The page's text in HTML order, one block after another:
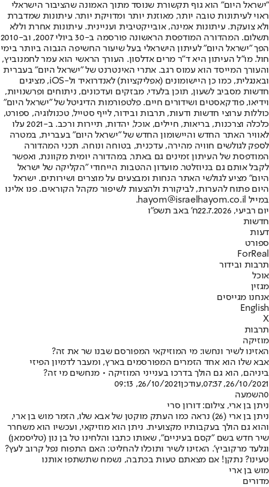
"ישראל היום" הוא גוף תקשורת שנוסד מתוך האמונה שהציבור הישראלי
ראוי לעיתונות טובה יותר, מאוזנת יותר ומדויקת יותר. עיתונות שמדברת
ולא צועקת. עיתונות אמינה, אובייקטיבית ועניינית. עיתונות אחרת וללא
תשלום. המהדורה המודפסת הראשונה פורסמה ב-30 ביולי 2007, וב-2010
הפך "ישראל היום" לעיתון הישראלי בעל שיעור החשיפה הגבוה ביותר בימי
חול. מו"ל העיתון היא ד"ר מרים אדלסון. העורך הראשי הוא עמר לחמנוביץ,
והעורך המייסד הוא עמוס רגב. אתרי האינטרנט של "ישראל היום" בעברית
ובאנגלית, כמו כן היישומונים (אפליקציות) לאנדרואיד ול-iOS, מציגים
חדשות מסביב לשעון, תוכן בלעדי, מבזקים ועדכונים, ניתוחים ופרשנויות,
וידיאו, פודקאסטים ושידורים חיים. פלטפורמות הדיגיטל של "ישראל היום"
כוללות ערוצי חדשות ודעות, תרבות ובידור, לייף סטייל, טכנולוגיה, ספורט,
כלכלה וצרכנות, בריאות, חיילים, אוכל, יהדות, תיירות ורכב. ב-2021 עלו
לאוויר האתר החדש והיישומון החדש של "ישראל היום" בעברית, במטרה
לספק לגולשים חוויה מהירה, עדכנית, בטוחה ונוחה. תכני המהדורה
המודפסת של העיתון זמינים גם באתר, במהדורה יומית מקוונת, ואפשר
לקבל אותם גם בניוזלטר. מועדון ההטבות הייחודי "הקליקה של ישראל
היום" מציע לגולשי האתר הנחות ומבצעים על מוצרים ושירותים. ישראל
היום פתוח להערות, לביקורת ולהצעות לשיפור מקהל הקוראים. פנו אלינו
במייל hayom@israelhayom.co.il.
יום רביעי, 22.7.2026
ח' באב תשפ"ו
חדשות
דעות
ספורט
ForReal
תרבות ובידור
אוכל
מגזין
אנחנו מגייסים
English
X
תרבות
מוזיקה
האזינו לשיר ונחשו: מי המוזיקאי המפורסם שבנו שר את זה?
אבא שלו הוא אחד הזמרים המפורסמים בארץ, ומעבר לדמיון הפיזי
ביניהם, הוא גם הולך בדרכו בענייני המוזיקה • מנחשים מי זה?
26/10/2021, 07:37
,עודכן26/10/2021, 09:13
0השמעה
ניתן בן ארי, צילום: דורון סרי
ניתן בן ארי (26) נראה כמו העתק מוקטן של אבא שלו, הזמר מוש בן ארי,
והוא גם הולך בעקבותיו מקצועית. ניתן הוא מוזיקאי, ועכשיו הוא משחרר
שיר חדש בשם "קסם בעיניים", שאותו כתבו והלחינו טל בן נון (טליסמאן)
וגלעד מרקוביץ'. האזינו לשיר ותוכלו להחליט: האם התפוח נפל קרוב לעץ?
טעינו? נתקן! אם מצאתם טעות בכתבה, נשמח שתשתפו אותנו
מוש בן ארי
מדורים